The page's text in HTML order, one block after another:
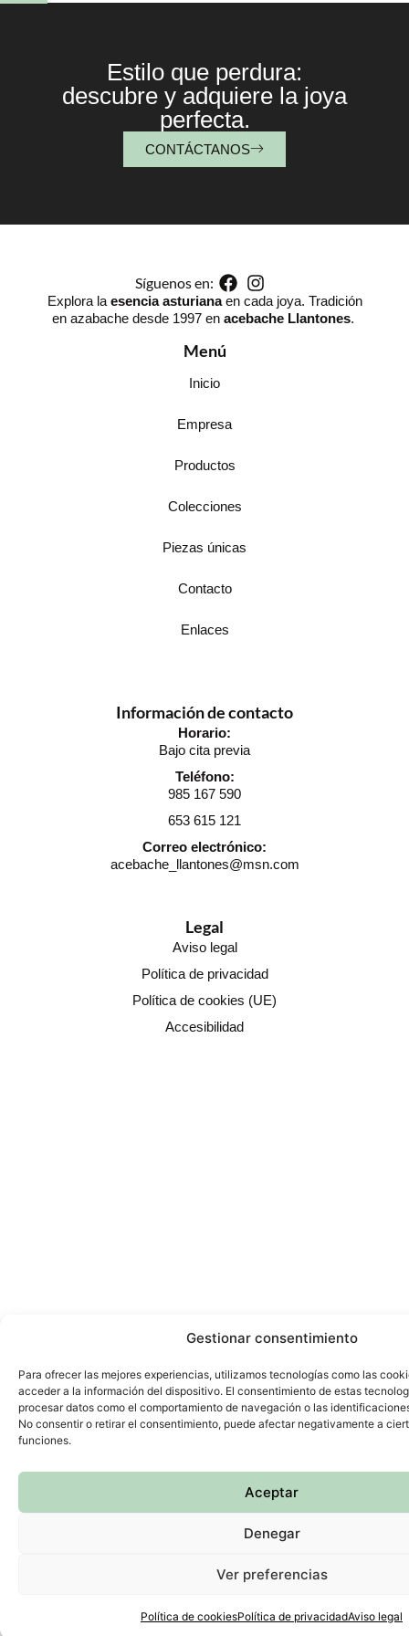
Gestionar consentimiento
Para ofrecer las mejores experiencias, utilizamos tecnologías como las
acceder a la información del dispositivo. El consentimiento de estas
procesar datos como el comportamiento de navegación o las
No consentir o retirar el consentimiento, puede afectar negativamente a
funciones.
Aceptar
Denegar
Ver preferencias
Política de cookiesPolítica de privacidadAviso legal
Estilo que perdura:
descubre y adquiere la joya
perfecta.
CONTÁCTANOS
Síguenos en:
Explora la esencia asturianaen cada joya. Tradición
en azabache desde 1997 en acebache Llantones.
Menú
Inicio
Empresa
Productos
Colecciones
Piezas únicas
Contacto
Enlaces
Información de contacto
Horario:
Bajo cita previa
Teléfono:
985 167 590
653 615 121
Correo electrónico:
acebache_llantones@msn.com
Legal
Aviso legal
Política de privacidad
Política de cookies (UE)
Accesibilidad